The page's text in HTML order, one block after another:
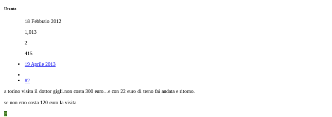
Utente
18 Febbraio 2012
1,013
2
415
19 Aprile 2013
#2
a torino visita il dottor gigli.non costa 300 euro...e con 22 euro di treno fai andata e ritorno.
se non erro costa 120 euro la visita
F